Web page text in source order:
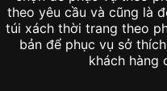
theo yêu cầu và cũng là
túi xách thời trang theo
bản để phục vụ sở
khách hàng